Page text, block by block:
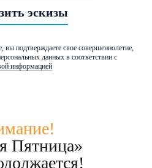
эскизы
вы подтверждаете свое совершеннолетие,
данных в соответствии с
информацией
Пятница»